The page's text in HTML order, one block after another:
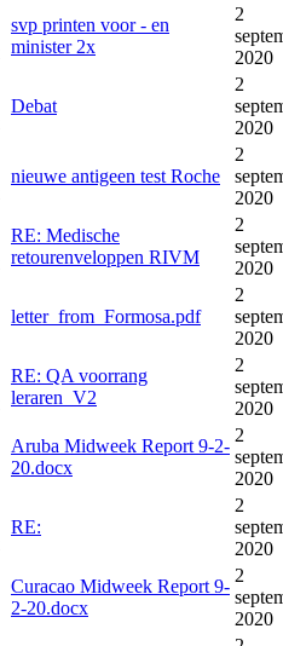
svp printen voor - en
minister 2x
2
2020
Debat
2
2020
nieuwe antigeen test Roche
2
2020
RE: Medische
retourenveloppen RIVM
2
2020
letter_from_Formosa.pdf
2
2020
RE: QA voorrang
leraren_V2
2
2020
Aruba Midweek Report 9-2-
20.docx
2
2020
RE:
2
2020
Curacao Midweek Report 9-
2-20.docx
2
2020